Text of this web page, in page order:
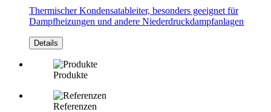
Thermischer Kondensatableiter, besonders geeignet für
Dampfheizungen und andere Niederdruckdampfanlagen
Details
Produkte
Referenzen